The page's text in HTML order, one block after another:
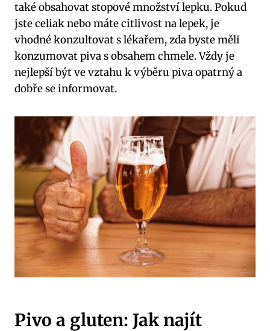
také obsahovat stopové množství lepku. Pokud
jste celiak nebo máte citlivost na lepek, je
vhodné konzultovat s lékařem, zda byste měli
konzumovat piva s obsahem chmele. Vždy je
nejlepší být ve vztahu k výběru piva opatrný a
dobře se informovat.
Pivo a gluten: Jak najít